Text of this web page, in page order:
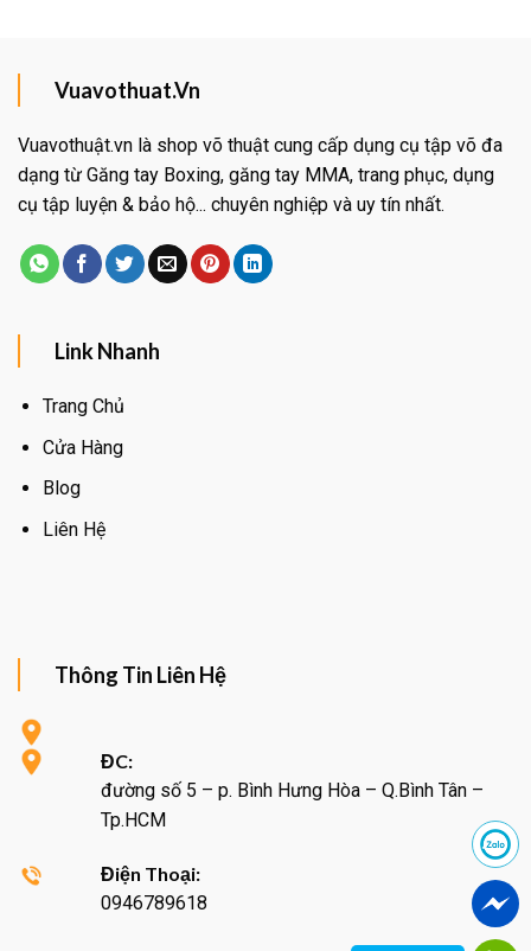
Vuavothuat.Vn
Vuavothuật.vn là shop võ thuật cung cấp dụng cụ tập võ đa
dạng từ Găng tay Boxing, găng tay MMA, trang phục, dụng
cụ tập luyện & bảo hộ... chuyên nghiệp và uy tín nhất.
Link Nhanh
Trang Chủ
Cửa Hàng
Blog
Liên Hệ
Thông Tin Liên Hệ
ĐC:
đường số 5 – p. Bình Hưng Hòa – Q.Bình Tân –
Tp.HCM
Điện Thoại:
0946789618